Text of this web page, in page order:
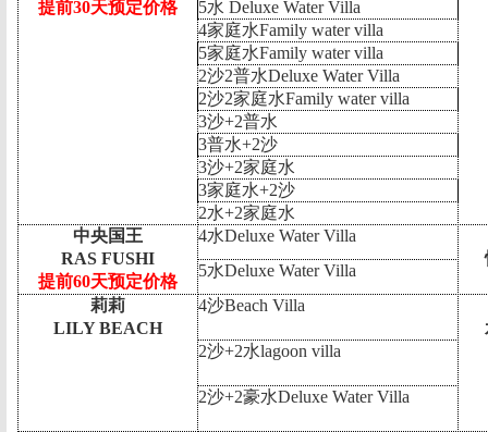
提前30天预定价格
5水 Deluxe Water Villa
4家庭水Family water villa
5家庭水Family water villa
2沙2普水Deluxe Water Villa
2沙2家庭水Family water villa
3沙+2普水
3普水+2沙
3沙+2家庭水
3家庭水+2沙
2水+2家庭水
中央国王
RAS FUSHI
提前60天预定价格
4水Deluxe Water Villa
5水Deluxe Water Villa
莉莉
LILY BEACH
4沙Beach Villa
2沙+2水lagoon villa
2沙+2豪水Deluxe Water Villa